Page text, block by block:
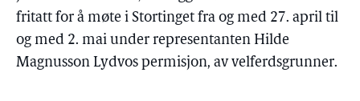
fritatt for å møte i Stortinget fra og med 27. april til
og med 2. mai under representanten Hilde
Magnusson Lydvos permisjon, av velferdsgrunner.